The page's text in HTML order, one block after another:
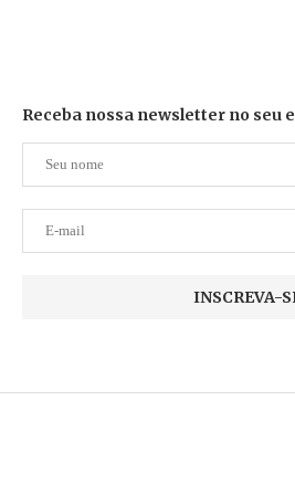
Receba nossa newsletter no seu